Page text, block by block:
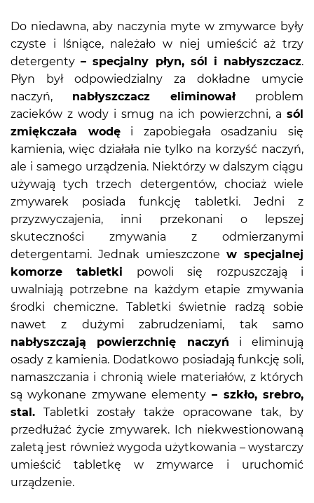
Do niedawna, aby naczynia myte w zmywarce były
czyste i lśniące, należało w niej umieścić aż trzy
detergenty– specjalny płyn, sól i nabłyszczacz.
Płyn był odpowiedzialny za dokładne umycie
naczyń, nabłyszczacz eliminowałproblem
zacieków z wody i smug na ich powierzchni, a sól
zmiękczała wodęi zapobiegała osadzaniu się
kamienia, więc działała nie tylko na korzyść naczyń,
ale i samego urządzenia. Niektórzy w dalszym ciągu
używają tych trzech detergentów, chociaż wiele
zmywarek posiada funkcję tabletki. Jedni z
przyzwyczajenia, inni przekonani o lepszej
skuteczności zmywania z odmierzanymi
detergentami. Jednak umieszczone w specjalnej
komorze tabletki powoli się rozpuszczają i
uwalniają potrzebne na każdym etapie zmywania
środki chemiczne. Tabletki świetnie radzą sobie
nawet z dużymi zabrudzeniami, tak samo
nabłyszczają powierzchnię naczyń i eliminują
osady z kamienia. Dodatkowo posiadają funkcję soli,
namaszczania i chronią wiele materiałów, z których
są wykonane zmywane elementy – szkło, srebro,
stal. Tabletki zostały także opracowane tak, by
przedłużać życie zmywarek. Ich niekwestionowaną
zaletą jest również wygoda użytkowania – wystarczy
umieścić tabletkę w zmywarce i uruchomić
urządzenie.